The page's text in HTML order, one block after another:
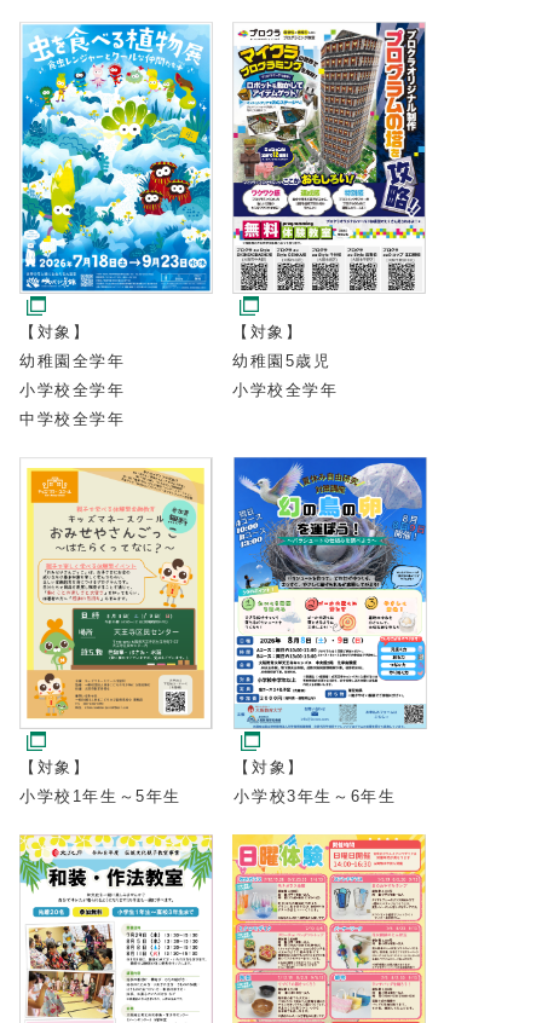
【対象】
幼稚園全学年
小学校全学年
中学校全学年
【対象】
幼稚園5歳児
小学校全学年
【対象】
小学校1年生～5年生
【対象】
小学校3年生～6年生